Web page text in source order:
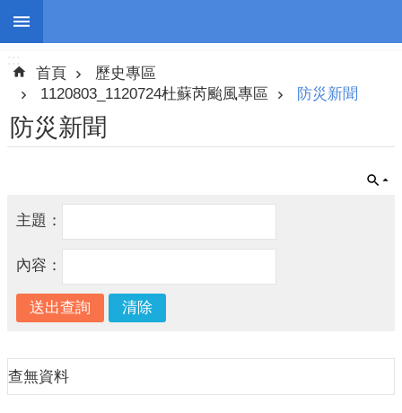
跳到主要內容區塊
進
階
搜
班
課
災
聞
警
:::
首頁
歷史專區
1120803_1120724杜蘇芮颱風專區
防災新聞
防災新聞
主題：
內容：
查無資料